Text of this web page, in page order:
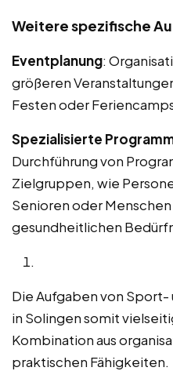
Weitere spezifische
Eventplanung:
größeren
Festen oder
Spezialisierte
Durchführung von
Zielgruppen, wie
Senioren oder
gesundheitlichen
Die Aufgaben von
in Solingen somit
Kombination aus
praktischen Fähigkeiten.